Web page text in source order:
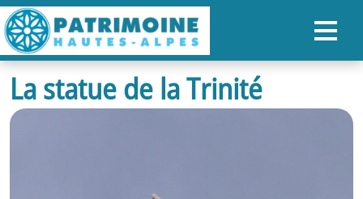
ACCUEIL
CARTE
La statue de la Trinité